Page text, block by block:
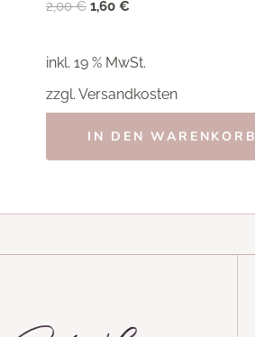
2,00€ Ursprünglicher
2,00 €
1,60 €
1,60 €.
inkl. 19 % MwSt.
zzgl. Versandkosten
IN DEN WARENKORB